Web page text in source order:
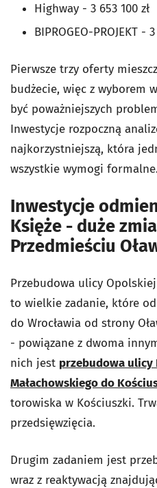
Highway - 3 653 100 zł
BIPROGEO-PROJEKT -
Pierwsze trzy oferty
budżecie, więc z wyborem
być poważniejszych
Inwestycje rozpoczną
najkorzystniejszą, która
wszystkie wymogi formalne.
Inwestycje
Księże - duże
Przedmieściu
Przebudowa ulicy
to wielkie zadanie, które
do Wrocławia od strony
- powiązane z dwoma
nich jest przebudowa ulicy
Małachowskiego do
torowiska w Kościuszki.
przedsięwzięcia.
Drugim zadaniem jest
wraz z reaktywacją